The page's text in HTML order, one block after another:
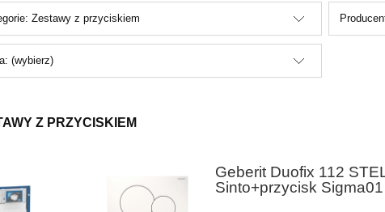
Zestawy z przyciskiem
(wybierz)
Z PRZYCISKIEM
Geberit Duofix 112
Sinto+przycisk Sigma01